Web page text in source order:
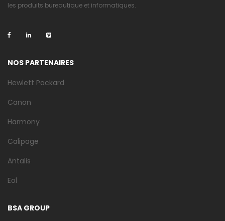
les produits bureautique et informatiques.
NOS PARTENAIRES
Hewlett Packard
Canon
Harmony
Calipage
Antalis
Eol
BSA GROUP